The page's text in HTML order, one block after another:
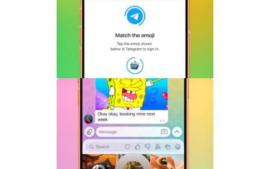
一键登录功能全面解析
Telegram机器人流式响应功能详解：AI回
复实时生成体验升级